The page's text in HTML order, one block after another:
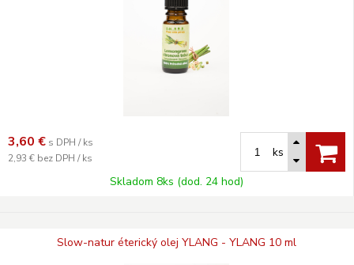
3,60 € s DPH / ks
2,93 € bez DPH / ks
ks
Skladom 8ks (dod. 24 hod)
Slow-natur éterický olej YLANG - YLANG 10 ml